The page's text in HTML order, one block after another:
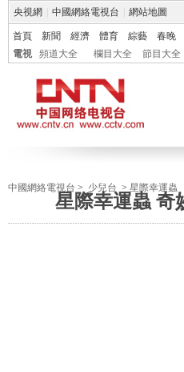
央視網 中國網絡電視台 網站地圖
首頁 新聞 經濟 體育 綜藝 春晚
電視
頻道大全 欄目大全 節目大全
中國網絡電視台 > 少兒台 > 星際幸運蟲
星際幸運蟲 奇